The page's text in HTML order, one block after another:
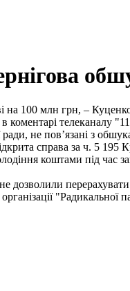
телеканалу
ради, не пов’язані з
справа за ч. 5
коштами під час
дозволили